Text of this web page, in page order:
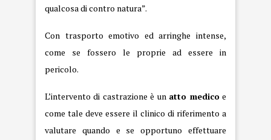
qualcosa di contro natura”.
Con trasporto emotivo ed arringhe intense,
come se fossero le proprie ad essere in
pericolo.
L’intervento di castrazione è un atto medicoe
come tale deve essere il clinico di riferimento a
valutare quando e se opportuno effettuare